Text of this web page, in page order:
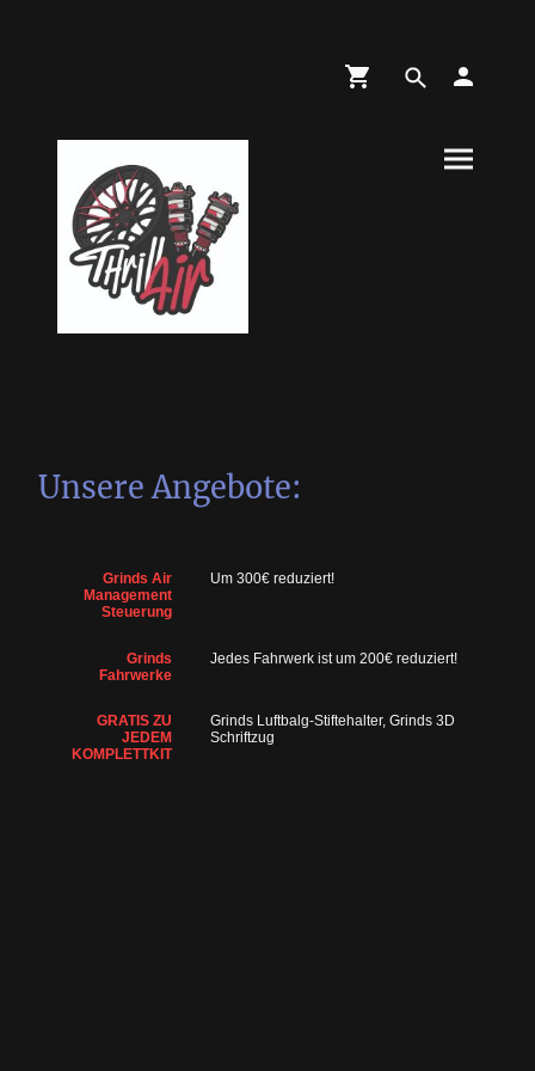
Unsere Angebote:
Grinds Air
Management
Steuerung
Um 300€ reduziert!
Grinds
Fahrwerke
Jedes Fahrwerk ist um 200€ reduziert!
GRATIS ZU
JEDEM
KOMPLETTKIT
Grinds Luftbalg-Stiftehalter, Grinds 3D
Schriftzug